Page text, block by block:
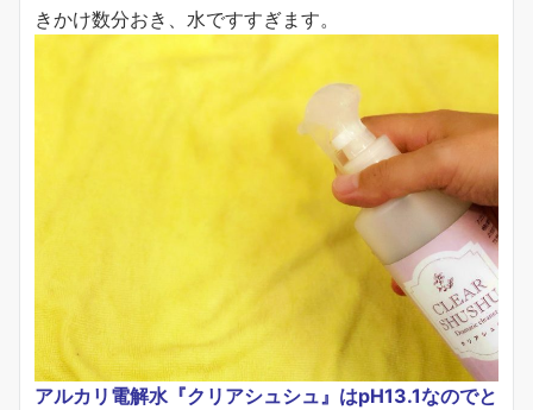
きかけ数分おき、水ですすぎます。
アルカリ電解水『クリアシュシュ』はpH13.1なのでと